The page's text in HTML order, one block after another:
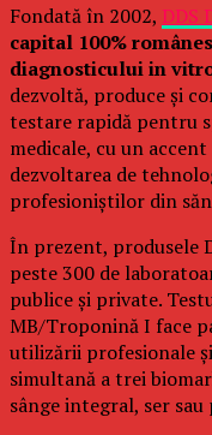
Fondată în 2002, DDS
capital 100%
diagnosticului in
dezvoltă, produce și
testare rapidă pentru
medicale, cu un
dezvoltarea de
profesioniștilor din
În prezent, produsele
peste 300 de
publice și private.
MB/Troponină I face
utilizării profesionale
simultană a trei
sânge integral, ser sau